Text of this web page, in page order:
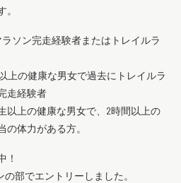
ラソン完走経験者またはトレイルラ
上の健康な男女で過去にトレイルラ
走経験者
以上の健康な男女で、2時間以上の
の体力がある方。
！
の部でエントリーしました。